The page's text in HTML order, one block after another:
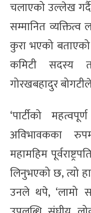
चलाएको उल्लेख
सम्मानित व्यक्तित्व
कुरा भएको
कमिटी सदस्य
गोरखबहादुर
‘पार्टीको
अविभावकका
महामहिम
लिनुभएको छ, त्यो
उनले थपे, ‘लामो